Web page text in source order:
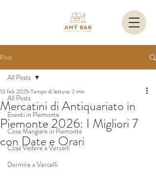
Post
All Posts
Eventi in Piemonte
Cosa Mangiare in Piemonte
Cosa Vedere a Vercelli
Dormire a Vercelli
All Posts
Mercatini di Antiquariato in
Piemonte 2026: I Migliori 7
con Date e Orari
13 feb 2025 Tempo di lettura: 2 min